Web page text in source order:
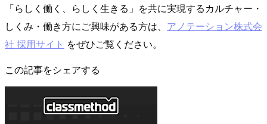
「らしく働く、らしく生きる」を共に実現するカルチャー・
しくみ・働き方にご興味がある方は、 アノテーション株式会
社 採用サイト をぜひご覧ください。
この記事をシェアする